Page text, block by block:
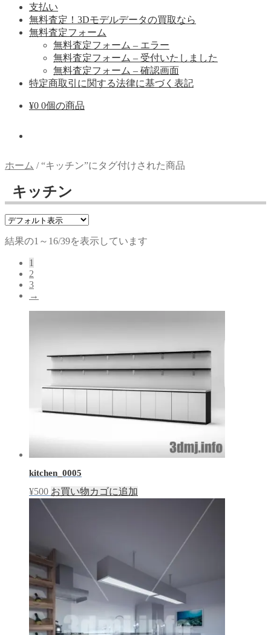
支払い
無料査定！3Dモデルデータの買取なら
無料査定フォーム
無料査定フォーム – エラー
無料査定フォーム – 受付いたしました
無料査定フォーム – 確認画面
特定商取引に関する法律に基づく表記
¥0 0個の商品
ホーム /“キッチン”にタグ付けされた商品
キッチン
結果の1～16/39を表示しています
1
2
3
→
kitchen_0005
¥500 お買い物カゴに追加